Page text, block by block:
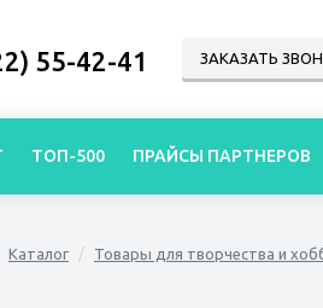
Каталог Товары для творчества и
55-42-41 ЗАКАЗАТЬ
ТОП-500 ПРАЙСЫ ПАРТНЕРОВ